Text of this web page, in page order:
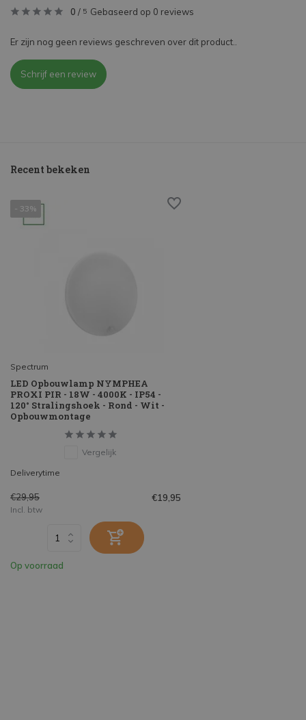
0 / 5 Gebaseerd op 0 reviews
Er zijn nog geen reviews geschreven over dit product..
Schrijf een review
Recent bekeken
- 33%
Spectrum
LED Opbouwlamp NYMPHEA
PROXI PIR - 18W - 4000K - IP54 -
120° Stralingshoek - Rond - Wit -
Opbouwmontage
Vergelijk
Deliverytime
€29,95 €19,95
Incl. btw
Op voorraad